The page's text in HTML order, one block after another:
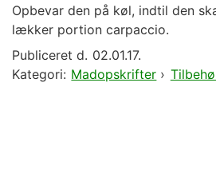
Opbevar den på køl, indtil den
lækker portion carpaccio.
Publiceret d. 02.01.17.
Kategori: Madopskrifter ›